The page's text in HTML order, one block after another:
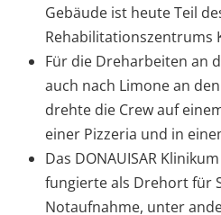
Gebäude ist heute Teil
Rehabilitationszentrums
Für die Dreharbeiten an
auch nach Limone an
drehte die Crew auf
einer Pizzeria und in
Das DONAUISAR
fungierte als Drehort für
Notaufnahme, unter